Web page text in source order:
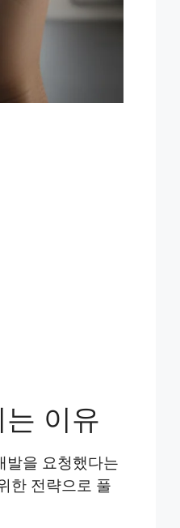
이유
발을 요청했다는
한 전략으로 풀